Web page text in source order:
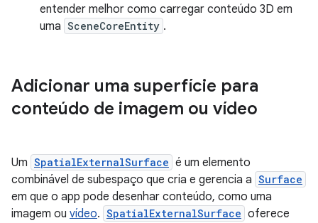
entender melhor como carregar conteúdo 3D em
uma SceneCoreEntity .
Adicionar uma superfície para
conteúdo de imagem ou vídeo
Um SpatialExternalSurface é um elemento
combinável de subespaço que cria e gerencia a Surface
em que o app pode desenhar conteúdo, como uma
imagem ou vídeo. SpatialExternalSurface oferece